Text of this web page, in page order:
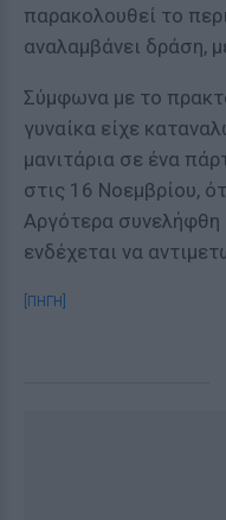
παρακολουθεί το
αναλαμβάνει δράση,
Σύμφωνα με το
γυναίκα είχε
μανιτάρια σε ένα
στις 16 Νοεμβρίου,
Αργότερα συνελήφθη
ενδέχεται να
[ΠΗΓΗ]